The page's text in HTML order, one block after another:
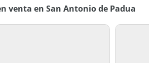
venta en San Antonio de Padua